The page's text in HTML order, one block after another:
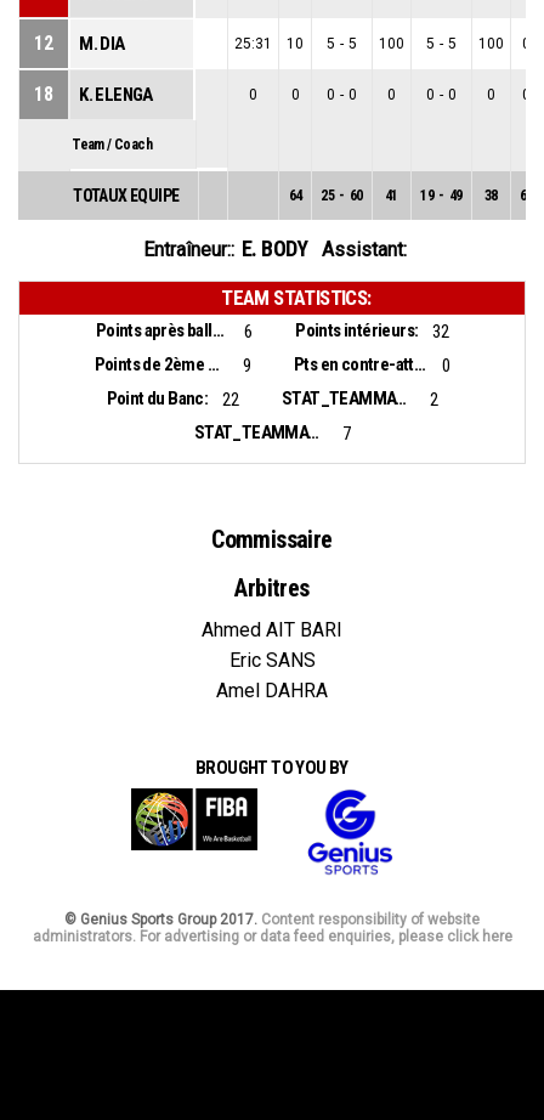
12 M. DIA 25:31 10 5 - 5 100 5 - 5 100 0
18 K. ELENGA 0 0 0 - 0 0 0 - 0 0 0
Team / Coach
TOTAUX EQUIPE 64 25 - 60 41 19 - 49 38 6
Entraîneur:: E. BODY Assistant:
TEAM STATISTICS:
Points après balles perdues: 6 Points intérieurs:
32
Points de 2ème chance:
9 Pts en contre-attaque:
0
Point du Banc:
22 STAT_TEAMMATCH_BASKETBALL_sBiggestLead_NAME:
2
STAT_TEAMMATCH_BASKETBALL_sBiggestScoringRun_NAME:
7
Commissaire
Arbitres
Ahmed AIT BARI
Eric SANS
Amel DAHRA
BROUGHT TO YOU BY
© Genius Sports Group 2017. Content responsibility of website
administrators. For advertising or data feed enquiries, please click here